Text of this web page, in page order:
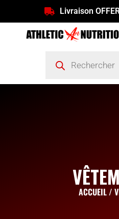
Livraison
ACCUEIL/